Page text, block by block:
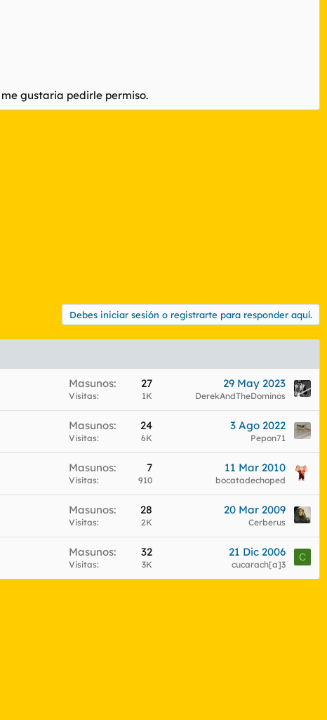
gustaria pedirle permiso.
Debes iniciar sesión o registrarte para responder aquí.
Masunos 27
Visitas 1K
29 May 2023
DerekAndTheDominos
Masunos 24
Visitas 6K
3 Ago 2022
Pepon71
Masunos 7
Visitas 910
11 Mar 2010
bocatadechoped
Masunos 28
Visitas 2K
20 Mar 2009
Cerberus
Masunos 32
Visitas 3K
21 Dic 2006
cucarach[a]3
C